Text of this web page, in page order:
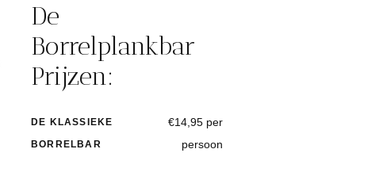
De
Borrelplankbar
Prijzen:
DE KLASSIEKE
BORRELBAR
€14,95 per
persoon